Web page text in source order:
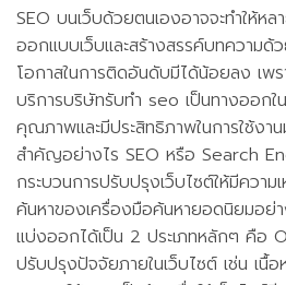
SEO บนเว็บด้วยตนเองอาจจะทำให้ห
ออกแบบเว็บและสร้างสรรค์บทความด้
โอกาสในการติดอันดับมีได้น้อยลง เพร
บริการบริษัทรับทำ seo เป็นทางออกใ
คุณภาพและมีประสิทธิภาพในการใช้งา
สำคัญอย่างไร SEO หรือ Search
กระบวนการปรับปรุงเว็บไซต์ให้มีความ
ค้นหาของเครื่องมือค้นหายอดนิยมอย่
แบ่งออกได้เป็น 2 ประเภทหลักๆ คือ
ปรับปรุงปัจจัยภายในเว็บไซต์ เช่น เนื้อ